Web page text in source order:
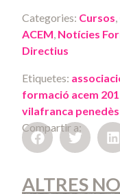
Categories: Cursos,
ACEM, Notícies
Directius
Etiquetes:
formació acem
vilafranca penedès
Compartir a:
ALTRES